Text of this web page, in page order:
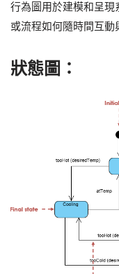
行為圖用於建模和呈
或流程如何隨時間互動
狀態圖：